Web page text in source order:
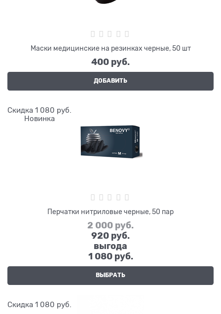
Маски медицинские на резинках черные, 50 шт
400 руб.
ДОБАВИТЬ
Скидка 1 080 руб.
Новинка
Перчатки нитриловые черные, 50 пар
2 000 руб.
920 руб.
выгода
1 080 руб.
ВЫБРАТЬ
Скидка 1 080 руб.